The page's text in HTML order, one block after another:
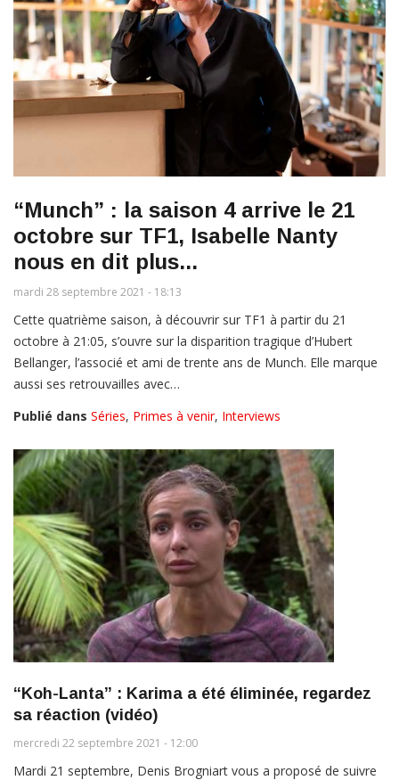
“Munch” : la saison 4 arrive le 21
octobre sur TF1, Isabelle Nanty
nous en dit plus...
mardi 28 septembre 2021 - 18:13
Cette quatrième saison, à découvrir sur TF1 à partir du 21
octobre à 21:05, s’ouvre sur la disparition tragique d’Hubert
Bellanger, l’associé et ami de trente ans de Munch. Elle marque
aussi ses retrouvailles avec…
Publié dans Séries, Primes à venir, Interviews
“Koh-Lanta” : Karima a été éliminée, regardez
sa réaction (vidéo)
mercredi 22 septembre 2021 - 12:00
Mardi 21 septembre, Denis Brogniart vous a proposé de suivre